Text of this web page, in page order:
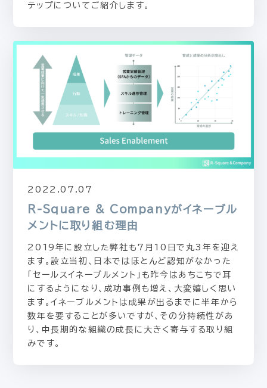
テップについてご紹介します。
2022.07.07
R-Square & Companyがイネーブル
メントに取り組む理由
2019年に設立した弊社も7月10日で丸3年を迎え
ます。設立当初、日本ではほとんど認知がなかった
「セールスイネーブルメント」も昨今はあちこちで耳
にするようになり、成功事例も増え、大変嬉しく思い
ます。イネーブルメントは成果が出るまでに半年から
数年を要することが多いですが、その分持続性があ
り、中長期的な組織の成長に大きく寄与する取り組
みです。